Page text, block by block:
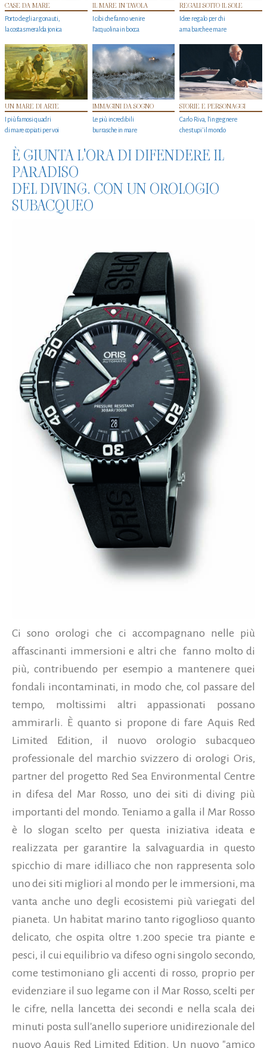
CASE DA MARE
Porto degli argonauti,
la costa smeralda jonica
IL MARE IN TAVOLA
I cibi che fanno venire
l’acquolina in bocca
REGALI SOTTO IL SOLE
Idee regalo per chi
ama barche e mare
UN MARE DI ARTE
I più famosi quadri
di mare copiati per voi
IMMAGINI DA SOGNO
Le più incredibili
burrasche in mare
STORIE E PERSONAGGI
Carlo Riva, l’ingegnere
che stupi' il mondo
È GIUNTA L'ORA DI DIFENDERE IL
PARADISO
DEL DIVING. CON UN OROLOGIO
SUBACQUEO
Ci sono orologi che ci accompagnano nelle più
affascinanti immersioni e altri che fanno molto di
più, contribuendo per esempio a mantenere quei
fondali incontaminati, in modo che, col passare del
tempo, moltissimi altri appassionati possano
ammirarli. È quanto si propone di fare Aquis Red
Limited Edition, il nuovo orologio subacqueo
professionale del marchio svizzero di orologi Oris,
partner del progetto Red Sea Environmental Centre
in difesa del Mar Rosso, uno dei siti di diving più
importanti del mondo. Teniamo a galla il Mar Rosso
è lo slogan scelto per questa iniziativa ideata e
realizzata per garantire la salvaguardia in questo
spicchio di mare idilliaco che non rappresenta solo
uno dei siti migliori al mondo per le immersioni, ma
vanta anche uno degli ecosistemi più variegati del
pianeta. Un habitat marino tanto rigoglioso quanto
delicato, che ospita oltre 1.200 specie tra piante e
pesci, il cui equilibrio va difeso ogni singolo secondo,
come testimoniano gli accenti di rosso, proprio per
evidenziare il suo legame con il Mar Rosso, scelti per
le cifre, nella lancetta dei secondi e nella scala dei
minuti posta sull'anello superiore unidirezionale del
nuovo Aquis Red Limited Edition. Un nuovo "amico